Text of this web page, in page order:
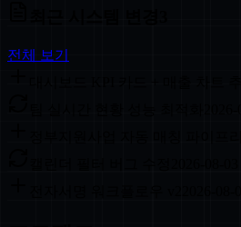
전체 보기